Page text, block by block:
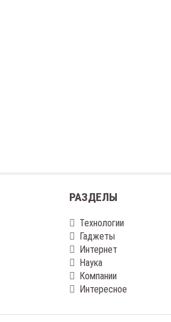
РАЗДЕЛЫ
Технологии
Гаджеты
Интернет
Наука
Компании
Интересное